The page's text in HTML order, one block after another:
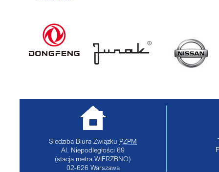
Siedziba Biura Związku PZPM
Al. Niepodległości 69
(stacja metra WIERZBNO)
02-626 Warszawa